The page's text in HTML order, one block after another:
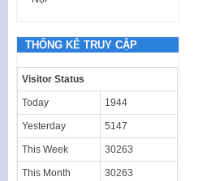
THỐNG KÊ TRUY CẬP
Visitor Status
Today 1944
Yesterday 5147
This Week 30263
This Month 30263